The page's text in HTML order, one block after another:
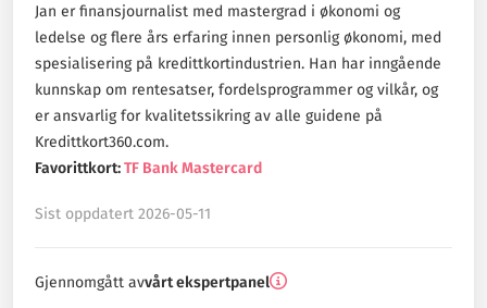
Jan er finansjournalist med mastergrad i økonomi og
ledelse og flere års erfaring innen personlig økonomi, med
spesialisering på kredittkortindustrien. Han har inngående
kunnskap om rentesatser, fordelsprogrammer og vilkår, og
er ansvarlig for kvalitetssikring av alle guidene på
Kredittkort360.com.
Favorittkort:TF Bank Mastercard
Sist oppdatert 2026-05-11
Gjennomgått avvårt ekspertpanel